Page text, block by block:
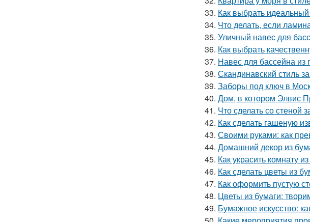
33. Как выбрать
34. Что делать, если
35. Уличный навес для
36. Как выбрать
37. Навес для бассейна из
38. Скандинавский стиль
39. Заборы под ключ в
40. Дом, в котором Элвис
41. Что сделать со стеной
42. Как сделать гашеную
43. Своими руками: как
44. Домашний декор из
45. Как украсить комнату
46. Как сделать цветы из
47. Как оформить пустую
48. Цветы из бумаги:
49. Бумажное искусство: